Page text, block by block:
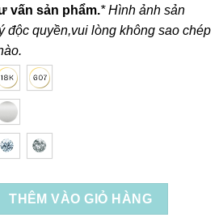
vấn sản phẩm.* Hình ảnh sản
độc quyền,vui lòng không sao chép
THÊM VÀO GIỎ HÀNG